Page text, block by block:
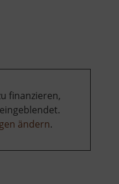
finanzieren,
ändern.